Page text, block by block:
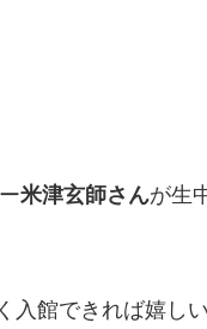
米津玄師さんが生
入館できれば嬉し